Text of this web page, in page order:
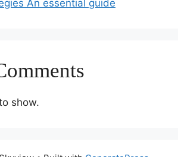
An essential guide
show.